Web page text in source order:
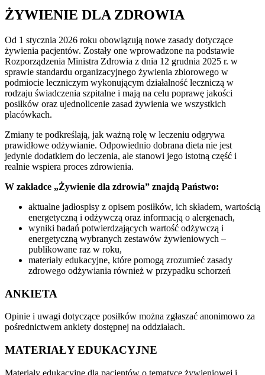
ŻYWIENIE DLA ZDROWIA
Od 1 stycznia 2026 roku obowiązują nowe zasady dotyczące
żywienia pacjentów. Zostały one wprowadzone na podstawie
Rozporządzenia Ministra Zdrowia z dnia 12 grudnia 2025 r. w
sprawie standardu organizacyjnego żywienia zbiorowego w
podmiocie leczniczym wykonującym działalność leczniczą w
rodzaju świadczenia szpitalne i mają na celu poprawę jakości
posiłków oraz ujednolicenie zasad żywienia we wszystkich
placówkach.
Zmiany te podkreślają, jak ważną rolę w leczeniu odgrywa
prawidłowe odżywianie. Odpowiednio dobrana dieta nie jest
jedynie dodatkiem do leczenia, ale stanowi jego istotną część i
realnie wspiera proces zdrowienia.
W zakładce „Żywienie dla zdrowia” znajdą Państwo:
aktualne jadłospisy z opisem posiłków, ich składem, wartością
energetyczną i odżywczą oraz informacją o alergenach,
wyniki badań potwierdzających wartość odżywczą i
energetyczną wybranych zestawów żywieniowych –
publikowane raz w roku,
materiały edukacyjne, które pomogą zrozumieć zasady
zdrowego odżywiania również w przypadku schorzeń
ANKIETA
Opinie i uwagi dotyczące posiłków można zgłaszać anonimowo za
pośrednictwem ankiety dostępnej na oddziałach.
MATERIAŁY EDUKACYJNE
Materiały edukacyjne dla pacjentów o tematyce żywieniowej i